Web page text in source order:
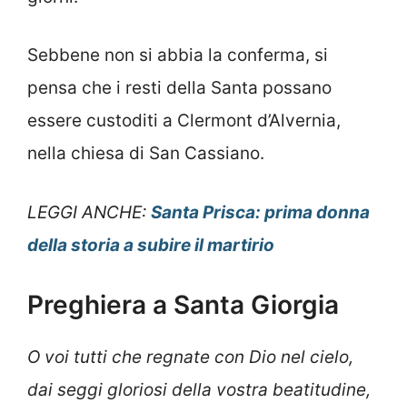
Sebbene non si abbia la conferma, si
pensa che i resti della Santa possano
essere custoditi a Clermont d’Alvernia,
nella chiesa di San Cassiano.
LEGGI ANCHE: Santa Prisca: prima donna
della storia a subire il martirio
Preghiera a Santa Giorgia
O voi tutti che regnate con Dio nel cielo,
dai seggi gloriosi della vostra beatitudine,